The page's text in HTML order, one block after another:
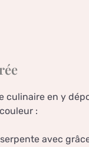
culinaire en y
:
avec